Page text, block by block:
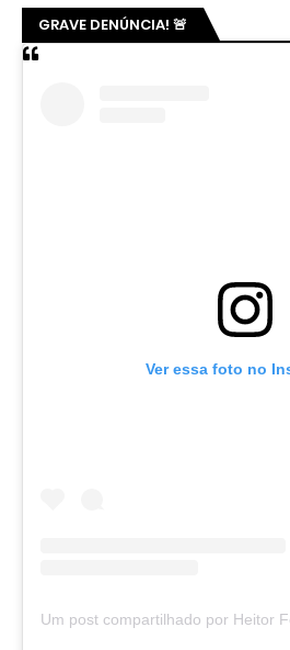
GRAVE DENÚNCIA! 🚨
Ver essa foto no